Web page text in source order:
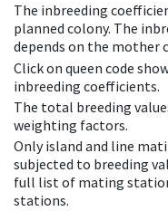
The inbreeding
planned colony. The
depends on the mother
Click on queen code
inbreeding coefficients.
The total breeding
weighting factors.
Only island and line
subjected to breeding
full list of mating
stations.